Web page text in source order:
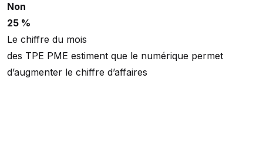
Non
25 %
Le chiffre du mois
des TPE PME estiment que le numérique permet
d’augmenter le chiffre d’affaires